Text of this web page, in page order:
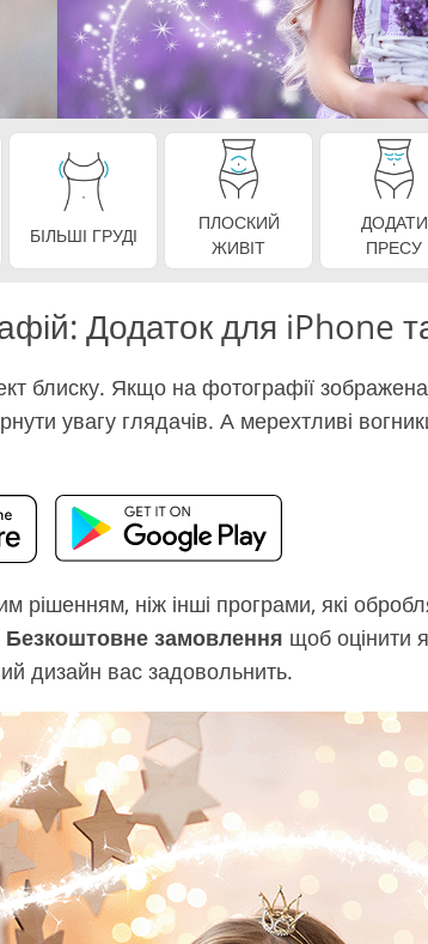
Послуги монтажу відео
БІЛЬШІ ГРУДІ
ПЛОСКИЙ
ЖИВІТ
ДОДАТИ
ПРЕСУ
Додаток для iPhone
блиску. Якщо на фотографії
увагу глядачів. А мерехтливі
ніж інші програми, які
Безкоштовне замовлення щоб оцінити
дизайн вас задовольнить.